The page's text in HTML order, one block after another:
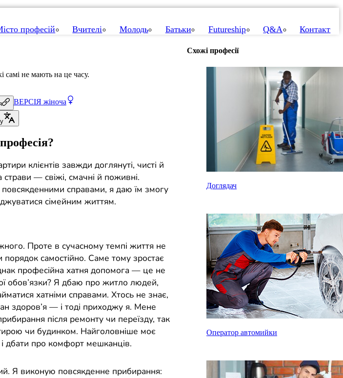
професій Вчителі Молодь Батьки Futureship Q&A Контакт
не мають на це часу.
ВЕРСІЯ жіноча
клієнтів завжди доглянуті, чисті й
— свіжі, смачні й поживні.
справами, я даю їм змогу
сімейним життям.
Проте в сучасному темпі життя не
порядок самостійно. Саме тому зростає
професійна хатня допомога — це не
обов’язки? Я дбаю про житло людей,
хатніми справами. Хтось не знає,
здоров’я — і тоді приходжу я. Мене
після ремонту чи переїзду, так
чи будинком. Найголовніше моє
дбати про комфорт мешканців.
Я виконую повсякденне прибирання:
Схожі професії
Доглядач
Оператор автомийки